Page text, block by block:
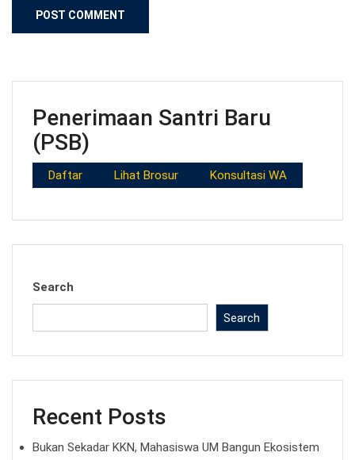
Penerimaan Santri Baru
(PSB)
Daftar Lihat Brosur Konsultasi WA
Search
Search
Recent Posts
Bukan Sekadar KKN, Mahasiswa UM Bangun Ekosistem